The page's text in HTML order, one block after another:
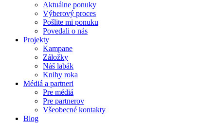
Aktuálne ponuky
Výberový proces
Pošlite mi ponuku
Povedali o nás
Projekty
Kampane
Záložky
Náš labák
Knihy roka
Médiá a partneri
Pre médiá
Pre partnerov
Všeobecné kontakty
Blog